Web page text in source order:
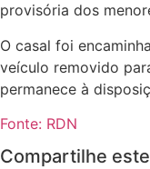
provisória dos
O casal foi
veículo removido
permanece à
Fonte: RDN
Compartilhe